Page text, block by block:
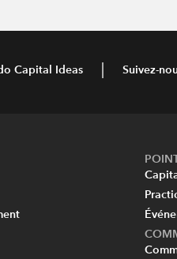
Capital Ideas Suivez-